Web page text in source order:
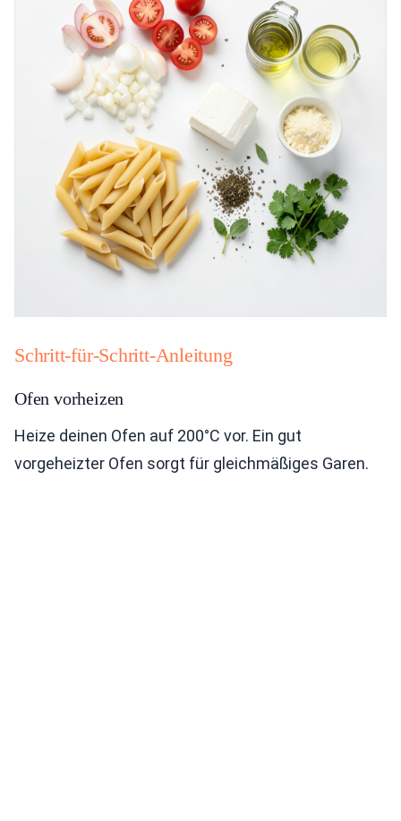
Schritt-für-Schritt-Anleitung
Ofen vorheizen
Heize deinen Ofen auf 200°C vor. Ein gut
vorgeheizter Ofen sorgt für gleichmäßiges Garen.